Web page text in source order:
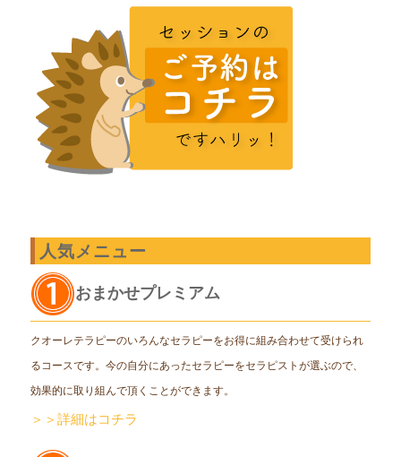
人気メニュー
おまかせプレミアム
クオーレテラピーのいろんなセラピーをお得に組み合わせて受けられ
るコースです。今の自分にあったセラピーをセラピストが選ぶので、
効果的に取り組んで頂くことができます。
＞＞詳細はコチラ